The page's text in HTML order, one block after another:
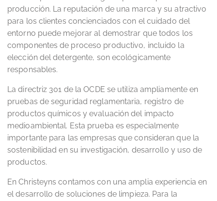
producción. La reputación de una marca y su atractivo
para los clientes concienciados con el cuidado del
entorno puede mejorar al demostrar que todos los
componentes de proceso productivo, incluido la
elección del detergente, son ecológicamente
responsables.
La directriz 301 de la OCDE se utiliza ampliamente en
pruebas de seguridad reglamentaria, registro de
productos químicos y evaluación del impacto
medioambiental. Esta prueba es especialmente
importante para las empresas que consideran que la
sostenibilidad en su investigación, desarrollo y uso de
productos.
En Christeyns contamos con una amplia experiencia en
el desarrollo de soluciones de limpieza. Para la